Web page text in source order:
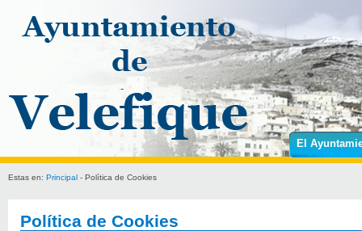
El
Estas en: Principal - Política de Cookies
Política de Cookies